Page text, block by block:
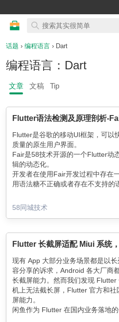
话题 › 编程语言 › Dart
编程语言：Dart
文章 文稿 Tip
Flutter语法检测及原理剖析-
Flutter是谷歌的移动UI框架，可以
质量的原生用户界面。
Fair是58技术开源的一个Flutter动
辑的动态化。
开发者在使用Fair开发过程中存在
用语法糖不正确或者存在不支持的
58同城技术
Flutter 长截屏适配 Miui 系统
现有 App 大部分业务场景都是以
容分享的诉求，Android 各大厂商
长截屏能力。然而我们发现
机上无法截长屏，Flutter 官方和
屏能力。
闲鱼作为 Flutter 在国内业务落地